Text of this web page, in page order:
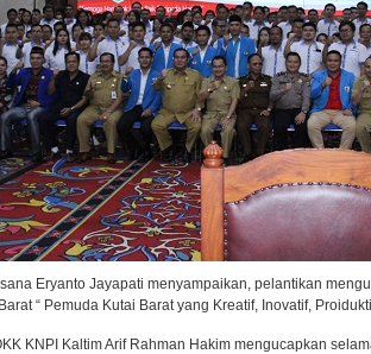
Eryanto Jayapati menyampaikan, pelantikan
“ Pemuda Kutai Barat yang Kreatif, Inovatif,
KNPI Kaltim Arif Rahman Hakim mengucapkan